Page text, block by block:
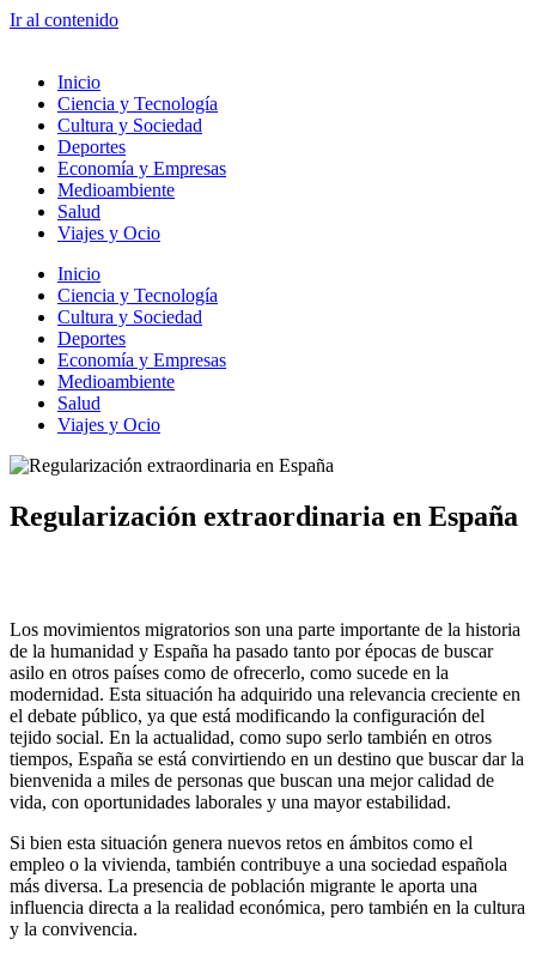
Ir al contenido
Inicio
Ciencia y Tecnología
Cultura y Sociedad
Deportes
Economía y Empresas
Medioambiente
Salud
Viajes y Ocio
Inicio
Ciencia y Tecnología
Cultura y Sociedad
Deportes
Economía y Empresas
Medioambiente
Salud
Viajes y Ocio
Regularización extraordinaria en España
Los movimientos migratorios son una parte importante de la historia
de la humanidad y España ha pasado tanto por épocas de buscar
asilo en otros países como de ofrecerlo, como sucede en la
modernidad. Esta situación ha adquirido una relevancia creciente en
el debate público, ya que está modificando la configuración del
tejido social. En la actualidad, como supo serlo también en otros
tiempos, España se está convirtiendo en un destino que buscar dar la
bienvenida a miles de personas que buscan una mejor calidad de
vida, con oportunidades laborales y una mayor estabilidad.
Si bien esta situación genera nuevos retos en ámbitos como el
empleo o la vivienda, también contribuye a una sociedad española
más diversa. La presencia de población migrante le aporta una
influencia directa a la realidad económica, pero también en la cultura
y la convivencia.